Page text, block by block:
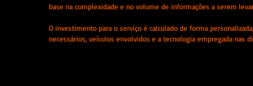
base na complexidade e no volume de informações a serem
O investimento para o serviço é calculado de forma
necessários, veículos envolvidos e a tecnologia empregada nas